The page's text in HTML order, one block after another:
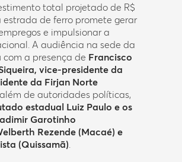
total projetado de R$
estrada de ferro promete gerar
e impulsionar a
A audiência na sede da
com a presença de Francisco
vice-presidente da
da Firjan Norte
de autoridades políticas,
estadual Luiz Paulo e os
Garotinho
Rezende (Macaé) e
(Quissamã)